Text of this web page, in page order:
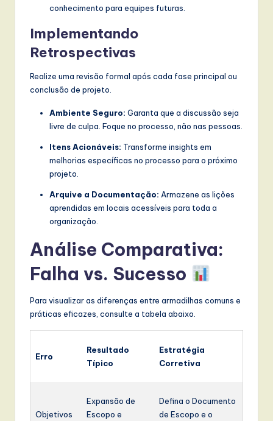
conhecimento para equipes futuras.
Implementando
Retrospectivas
Realize uma revisão formal após cada fase principal ou
conclusão de projeto.
Ambiente Seguro: Garanta que a discussão seja
livre de culpa. Foque no processo, não nas pessoas.
Itens Acionáveis: Transforme insights em
melhorias específicas no processo para o próximo
projeto.
Arquive a Documentação: Armazene as lições
aprendidas em locais acessíveis para toda a
organização.
Análise Comparativa:
Falha vs. Sucesso
Para visualizar as diferenças entre armadilhas comuns e
práticas eficazes, consulte a tabela abaixo.
Erro
Resultado
Típico
Estratégia
Corretiva
Objetivos
Expansão de
Escopo e
Defina o Documento
de Escopo e o